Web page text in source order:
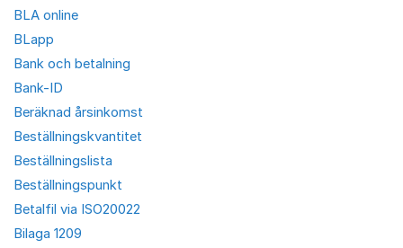
BLA online
BLapp
Bank och betalning
Bank-ID
Beräknad årsinkomst
Beställningskvantitet
Beställningslista
Beställningspunkt
Betalfil via ISO20022
Bilaga 1209